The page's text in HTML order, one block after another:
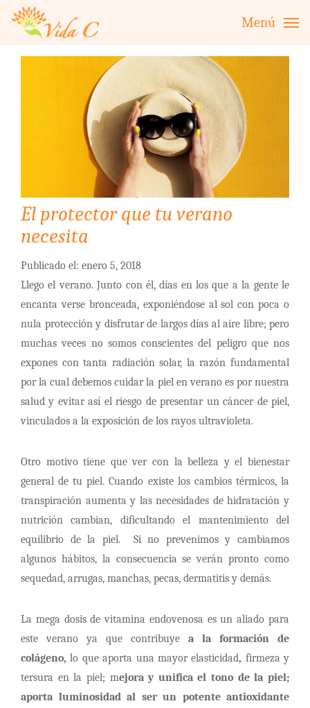
Menú
El protector que tu verano
necesita
Publicado el: enero 5, 2018
Llego el verano. Junto con él, días en los que a la gente le
encanta verse bronceada, exponiéndose al sol con poca o
nula protección y disfrutar de largos días al aire libre; pero
muchas veces no somos conscientes del peligro que nos
expones con tanta radiación solar, la razón fundamental
por la cual debemos cuidar la piel en verano es por nuestra
salud y evitar así el riesgo de presentar un cáncer de piel,
vinculados a la exposición de los rayos ultravioleta.
Otro motivo tiene que ver con la belleza y el bienestar
general de tu piel. Cuando existe los cambios térmicos, la
transpiración aumenta y las necesidades de hidratación y
nutrición cambian, dificultando el mantenimiento del
equilibrio de la piel. Si no prevenimos y cambiamos
algunos hábitos, la consecuencia se verán pronto como
sequedad, arrugas, manchas, pecas, dermatitis y demás.
La mega dosis de vitamina endovenosa es un aliado para
este verano ya que contribuye a la formación de
colágeno, lo que aporta una mayor elasticidad, firmeza y
tersura en la piel; mejora y unifica el tono de la piel;
aporta luminosidad al ser un potente antioxidante